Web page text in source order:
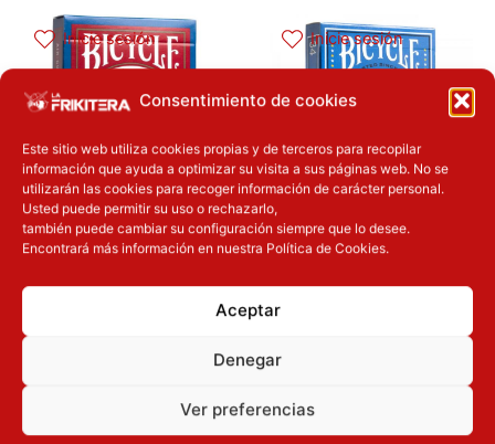
Consentimiento de cookies
Este sitio web utiliza cookies propias y de terceros para recopilar
información que ayuda a optimizar su visita a sus páginas web. No se
utilizarán las cookies para recoger información de carácter personal.
Usted puede permitir su uso o rechazarlo,
también puede cambiar su configuración siempre que lo desee.
Encontrará más información en nuestra Política de Cookies.
Aceptar
Denegar
Ver preferencias
Inicie sesión
NAIPES – BARAJA
BICYCLE TOKIO
REVENGERS
Inicie sesión
NAIPES – BARAJA
BICYCLE DISNEY
DONALD DUCK